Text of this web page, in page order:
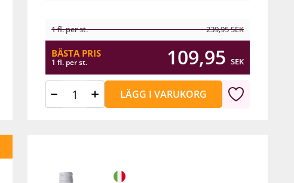
1 fl. per st. 239,95SEK
BÄSTA PRIS
1 fl. per st. 109,95 SEK
LÄGG I VARUKORG